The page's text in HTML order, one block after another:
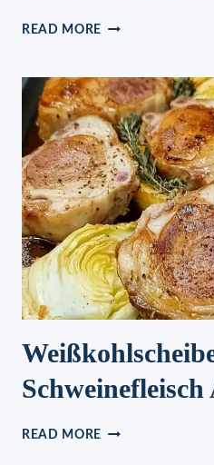
READ MORE PHILADELPHIA
CHAMPIGNONS
READ MORE